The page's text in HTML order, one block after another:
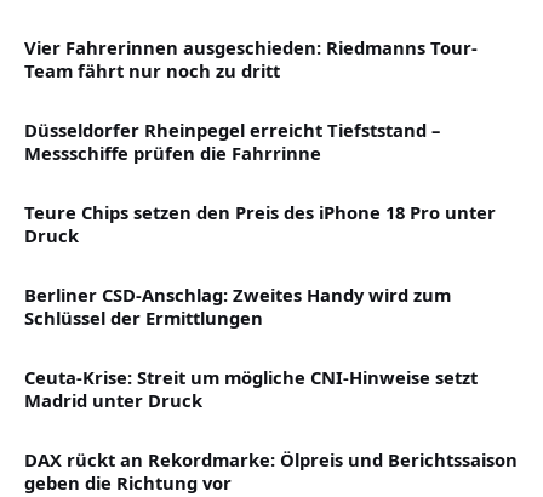
Vier Fahrerinnen ausgeschieden: Riedmanns Tour-
Team fährt nur noch zu dritt
Düsseldorfer Rheinpegel erreicht Tiefststand –
Messschiffe prüfen die Fahrrinne
Teure Chips setzen den Preis des iPhone 18 Pro unter
Druck
Berliner CSD-Anschlag: Zweites Handy wird zum
Schlüssel der Ermittlungen
Ceuta-Krise: Streit um mögliche CNI-Hinweise setzt
Madrid unter Druck
DAX rückt an Rekordmarke: Ölpreis und Berichtssaison
geben die Richtung vor